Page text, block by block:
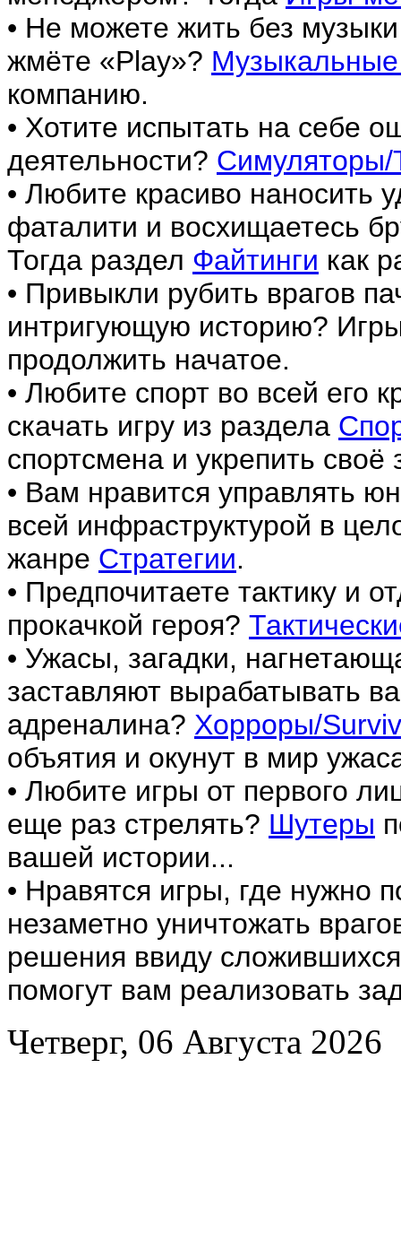
• Не можете жить без
жмёте «Play»?
компанию.
• Хотите испытать на себе
деятельности? Симуляторы/
• Любите красиво наносить
фаталити и восхищаетесь
Тогда раздел Файтинги как
• Привыкли рубить врагов
интригующую историю?
продолжить начатое.
• Любите спорт во всей его
скачать игру из раздела
спортсмена и укрепить
• Вам нравится управлять
всей инфраструктурой в
жанре Стратегии.
• Предпочитаете тактику и
прокачкой героя?
• Ужасы, загадки,
заставляют вырабатывать
адреналина? Хорроры/
объятия и окунут в мир
• Любите игры от первого
еще раз стрелять? Шутеры
вашей истории...
• Нравятся игры, где нужно
незаметно уничтожать
решения ввиду
помогут вам реализовать
Четверг, 06 Августа 2026